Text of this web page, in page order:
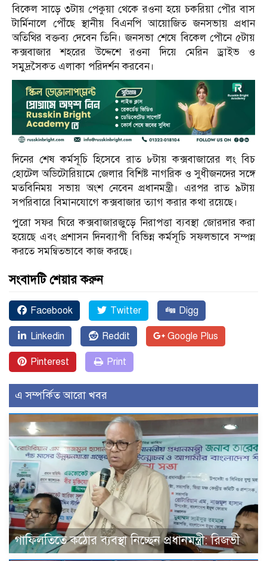
বিকেল সাড়ে ৩টায় পেকুয়া থেকে রওনা হয়ে চকরিয়া পৌর বাস
টার্মিনালে পৌঁছে স্থানীয় বিএনপি আয়োজিত জনসভায় প্রধান
অতিথির বক্তব্য দেবেন তিনি। জনসভা শেষে বিকেল পৌনে ৫টায়
কক্সবাজার শহরের উদ্দেশে রওনা দিয়ে মেরিন ড্রাইভ ও
সমুদ্রসৈকত এলাকা পরিদর্শন করবেন।
দিনের শেষ কর্মসূচি হিসেবে রাত ৮টায় কক্সবাজারের লং বিচ
হোটেল অডিটোরিয়ামে জেলার বিশিষ্ট নাগরিক ও সুধীজনদের সঙ্গে
মতবিনিময় সভায় অংশ নেবেন প্রধানমন্ত্রী। এরপর রাত ৯টায়
সপরিবারে বিমানযোগে কক্সবাজার ত্যাগ করার কথা রয়েছে।
পুরো সফর ঘিরে কক্সবাজারজুড়ে নিরাপত্তা ব্যবস্থা জোরদার করা
হয়েছে এবং প্রশাসন দিনব্যাপী বিভিন্ন কর্মসূচি সফলভাবে সম্পন্ন
করতে সমন্বিতভাবে কাজ করছে।
সংবাদটি শেয়ার করুন
Facebook Twitter Digg
Linkedin Reddit Google Plus
Pinterest Print
এ সম্পর্কিত আরো খবর
গাফিলতিতে কঠোর ব্যবস্থা নিচ্ছেন প্রধানমন্ত্রী: রিজভী